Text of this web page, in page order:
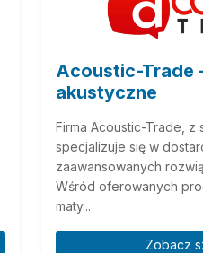
Acoustic-Trade
akustyczne
Firma Acoustic-Trade, z
specjalizuje się w
zaawansowanych
Wśród oferowanych
maty...
Zobacz